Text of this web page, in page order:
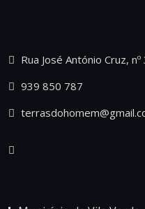
Rua José António Cruz,
939 850 787